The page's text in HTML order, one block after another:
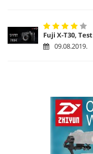
Fuji X-T30, Test
09.08.2019.